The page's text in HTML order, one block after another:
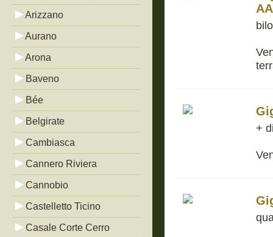
Arizzano
Aurano
Arona
Baveno
Bée
Belgirate
Cambiasca
Cannero Riviera
Cannobio
Castelletto Ticino
Casale Corte Cerro
+